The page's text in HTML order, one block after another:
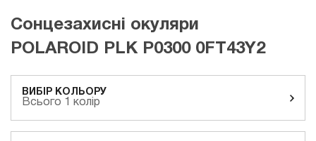
Сонцезахисні окуляри
POLAROID PLK P0300 0FT43Y2
ВИБІР КОЛЬОРУ
Всього 1 колір